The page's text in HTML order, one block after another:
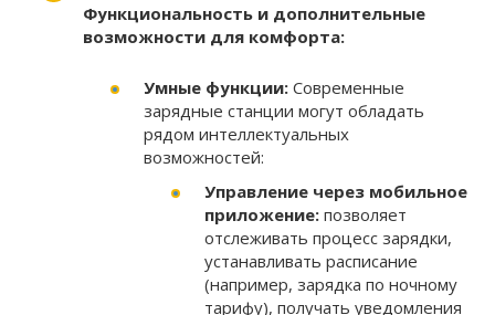
Функциональность и дополнительные
возможности для комфорта:
Умные функции: Современные
зарядные станции могут обладать
рядом интеллектуальных
возможностей:
Управление через мобильное
приложение: позволяет
отслеживать процесс зарядки,
устанавливать расписание
(например, зарядка по ночному
тарифу), получать уведомления